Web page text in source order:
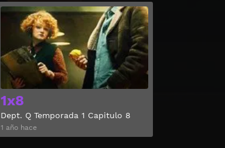
Ver
1x8
Dept. Q Temporada 1 Capitulo 8
1 año hace